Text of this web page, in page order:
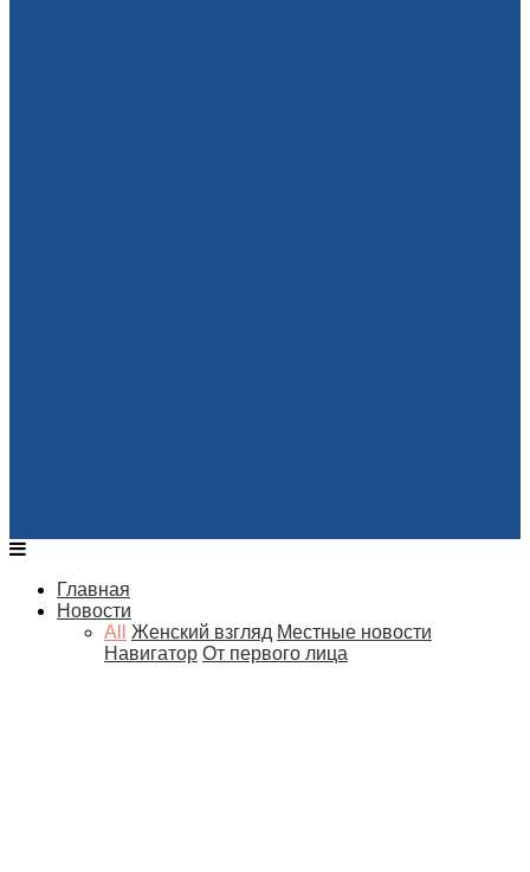
Главная
Новости
All
Женский взгляд Местные новости
Навигатор От первого лица